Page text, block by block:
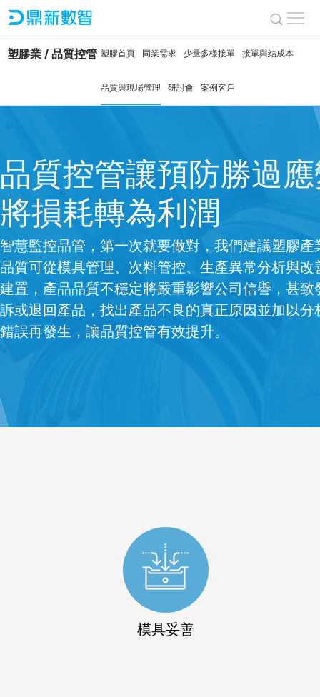
塑膠業 / 品質控管 塑膠首頁 同業需求 少量多樣接單 接單與結成本
品質與現場管理 研討會 案例客戶
品質控管讓預防勝過
將損耗轉為利潤
智慧監控品管，第一次就要做對，我們建議塑膠產
品質可從模具管理、次料管控、生產異常分析與改
建置，產品品質不穩定將嚴重影響公司信譽，甚致
訴或退回產品，找出產品不良的真正原因並加以分
錯誤再發生，讓品質控管有效提升。
模具妥善